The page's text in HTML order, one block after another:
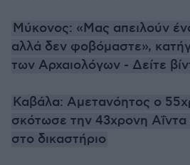
Μύκονος: «Μας απειλούν
αλλά δεν φοβόμαστε»,
των Αρχαιολόγων - Δείτε
Καβάλα: Αμετανόητος ο
σκότωσε την 43χρονη
στο δικαστήριο